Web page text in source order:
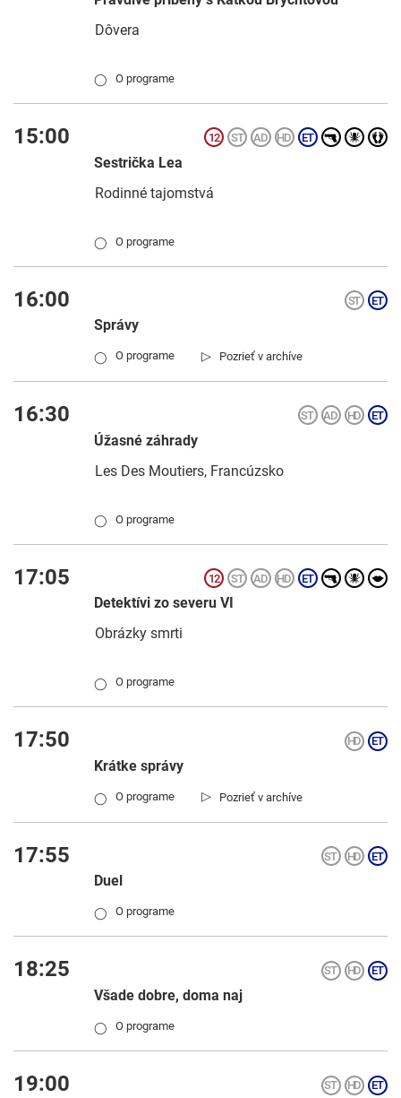
Dôvera
◯ O programe
15:00
Sestrička Lea
Rodinné tajomstvá
◯ O programe
16:00
Správy
▷ Pozrieť v archíve
◯ O programe
16:30
Úžasné záhrady
Les Des Moutiers, Francúzsko
◯ O programe
17:05
Detektívi zo severu VI
Obrázky smrti
◯ O programe
17:50
Krátke správy
▷ Pozrieť v archíve
◯ O programe
17:55
Duel
◯ O programe
18:25
Všade dobre, doma naj
◯ O programe
19:00